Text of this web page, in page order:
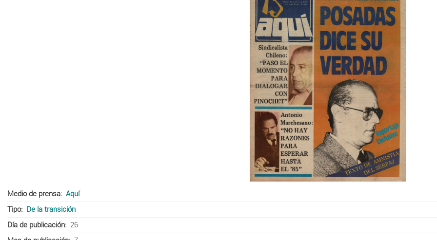
Medio de prensa
Aquí
Tipo
De la transición
Día de publicación
26